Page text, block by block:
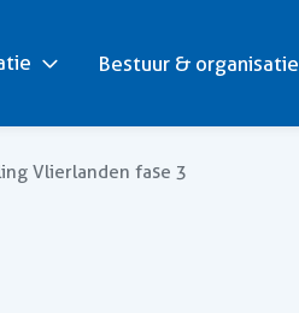
Bestuur & organisatie
Vlierlanden fase 3